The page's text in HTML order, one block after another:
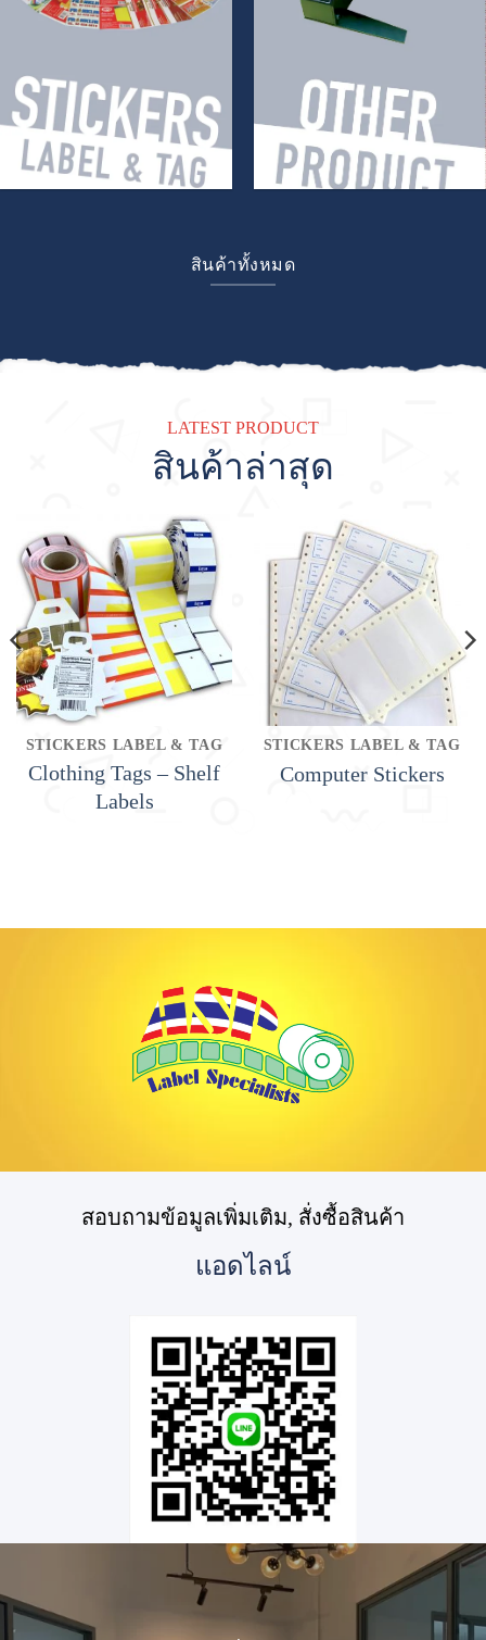
สินค้าทั้งหมด
LATEST PRODUCT
สินค้าล่าสุด
STICKERS LABEL & TAG
Clothing Tags – Shelf
Labels
STICKERS LABEL & TAG
Computer Stickers
สอบถามข้อมูลเพิ่มเติม, สั่งซื้อสินค้า
แอดไลน์